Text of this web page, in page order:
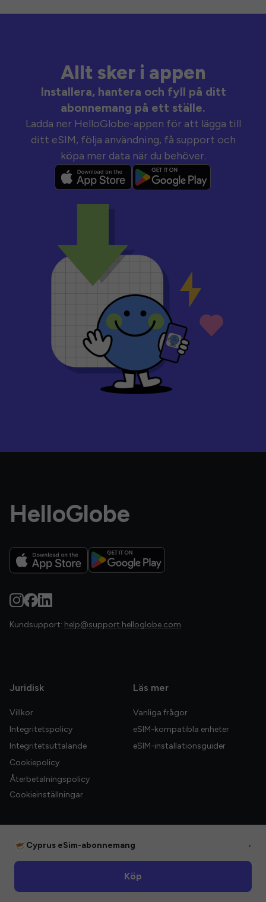
Allt sker i appen
Installera, hantera och fyll på ditt
abonnemang på ett ställe.
Ladda ner HelloGlobe-appen för att lägga till
ditt eSIM, följa användning, få support och
köpa mer data när du behöver.
HelloGlobe
Kundsupport: help@support.helloglobe.com
Juridisk
Villkor
Integritetspolicy
Integritetsuttalande
Cookiepolicy
Återbetalningspolicy
Cookieinställningar
Läs mer
Vanliga frågor
eSIM-kompatibla enheter
eSIM-installationsguider
Cyprus eSim-abonnemang •
Köp